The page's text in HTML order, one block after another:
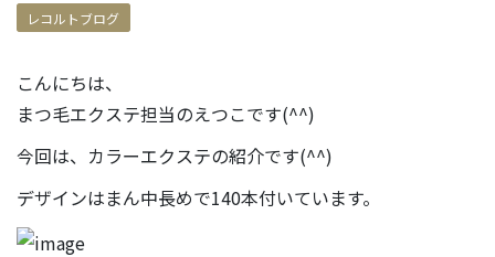
レコルトブログ
こんにちは、
まつ毛エクステ担当のえつこです(^^)
今回は、カラーエクステの紹介です(^^)
デザインはまん中長めで140本付いています。